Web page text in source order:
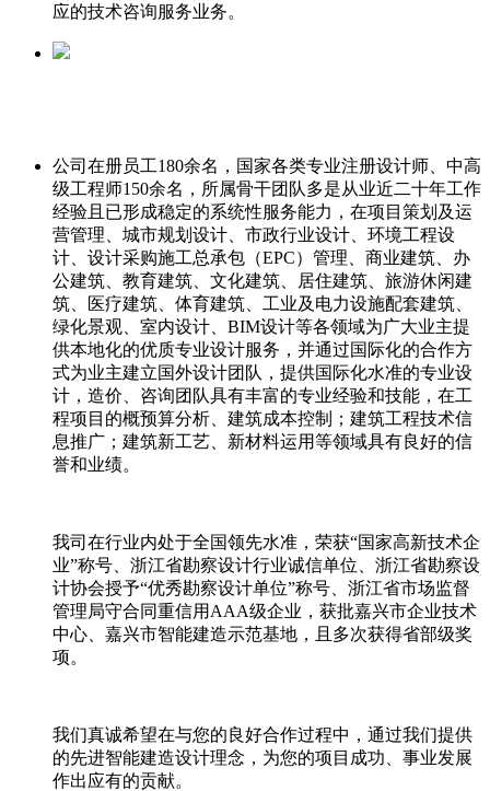
应的技术咨询服务业务。
公司在册员工180余名，国家各类专业注册设计师、中高
级工程师150余名，所属骨干团队多是从业近二十年工作
经验且已形成稳定的系统性服务能力，在项目策划及运
营管理、城市规划设计、市政行业设计、环境工程设
计、设计采购施工总承包（EPC）管理、商业建筑、办
公建筑、教育建筑、文化建筑、居住建筑、旅游休闲建
筑、医疗建筑、体育建筑、工业及电力设施配套建筑、
绿化景观、室内设计、BIM设计等各领域为广大业主提
供本地化的优质专业设计服务，并通过国际化的合作方
式为业主建立国外设计团队，提供国际化水准的专业设
计，造价、咨询团队具有丰富的专业经验和技能，在工
程项目的概预算分析、建筑成本控制；建筑工程技术信
息推广；建筑新工艺、新材料运用等领域具有良好的信
誉和业绩。
我司在行业内处于全国领先水准，荣获“国家高新技术企
业”称号、浙江省勘察设计行业诚信单位、浙江省勘察设
计协会授予“优秀勘察设计单位”称号、浙江省市场监督
管理局守合同重信用AAA级企业，获批嘉兴市企业技术
中心、嘉兴市智能建造示范基地，且多次获得省部级奖
项。
我们真诚希望在与您的良好合作过程中，通过我们提供
的先进智能建造设计理念，为您的项目成功、事业发展
作出应有的贡献。